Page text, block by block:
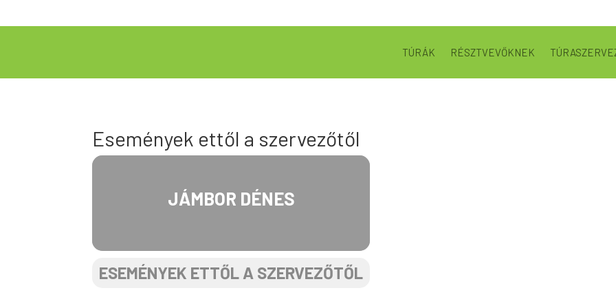
TÚRÁK RÉSZTVEVŐKNEK
Események ettől a szervezőtől
JÁMBOR DÉNES
ESEMÉNYEK ETTŐL A SZERVEZŐTŐL